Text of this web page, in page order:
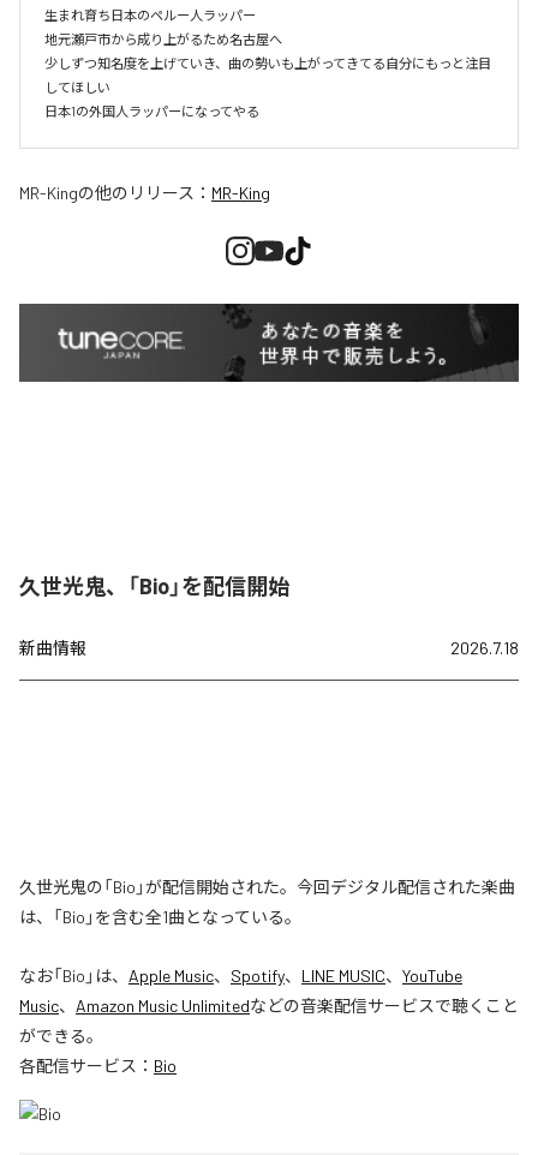
生まれ育ち日本のペルー人ラッパー
地元瀬戸市から成り上がるため名古屋へ
少しずつ知名度を上げていき、曲の勢いも上がってきてる自分にもっと注目
してほしい
日本1の外国人ラッパーになってやる
MR-Kingの他のリリース： MR-King
久世光鬼、「Bio」を配信開始
新曲情報 2026.7.18
久世光鬼の「Bio」が配信開始された。今回デジタル配信された楽曲
は、「Bio」を含む全1曲となっている。
なお「Bio 」は、 Apple Music、 Spotify、 LINE MUSIC、 YouTube
Music、 Amazon Music Unlimitedなどの音楽配信サービスで聴くこと
ができる。
各配信サービス： Bio